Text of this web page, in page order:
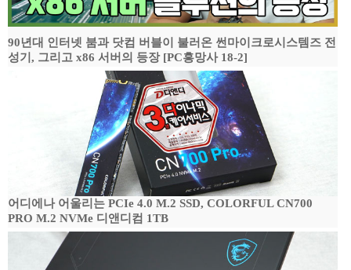
90년대 인터넷 붐과 닷컴 버블이 불러온 썬마이크로시스템즈 전
성기, 그리고 x86 서버의 등장 [PC흥망사 18-2]
어디에나 어울리는 PCIe 4.0 M.2 SSD, COLORFUL CN700
PRO M.2 NVMe 디앤디컴 1TB